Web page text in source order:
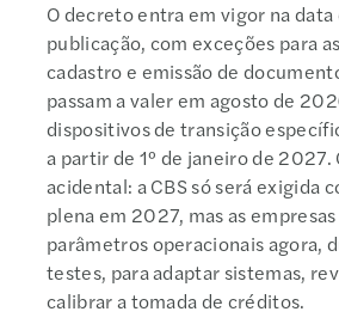
O decreto entra em vigor na data
publicação, com exceções para
cadastro e emissão de
passam a valer em agosto de
dispositivos de transição
a partir de 1º de janeiro de 2027.
acidental: a CBS só será exigida
plena em 2027, mas as
parâmetros operacionais agora,
testes, para adaptar sistemas,
calibrar a tomada de créditos.